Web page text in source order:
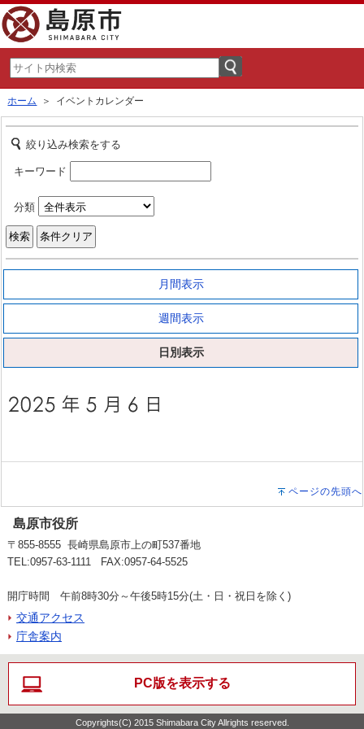
ホーム ＞ イベントカレンダー
絞り込み検索をする
キーワード
分類
月間表示
週間表示
日別表示
ページの先頭へ
島原市役所
〒855-8555 長崎県島原市上の町537番地
TEL:0957-63-1111 FAX:0957-64-5525
開庁時間 午前8時30分～午後5時15分(土・日・祝日を除く)
交通アクセス
庁舎案内
PC版を表示する
Copyrights(C) 2015 Shimabara City Allrights reserved.